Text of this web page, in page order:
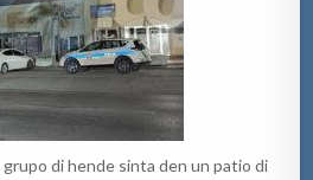
di hende sinta den un patio di